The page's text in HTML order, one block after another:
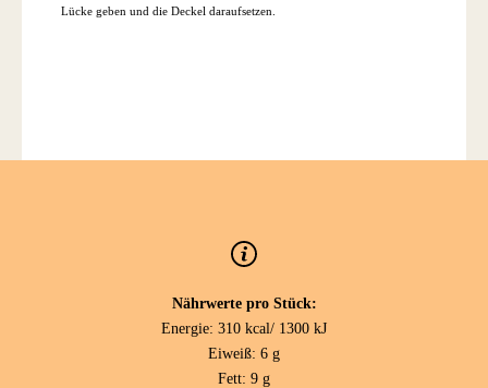
Lücke geben und die Deckel daraufsetzen.
Nährwerte pro Stück:
Energie: 310 kcal/ 1300 kJ
Eiweiß: 6 g
Fett: 9 g